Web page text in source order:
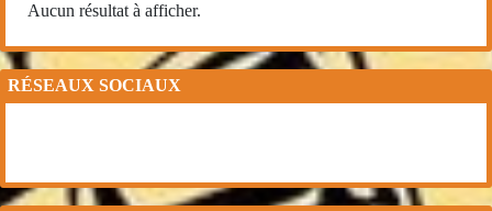
Aucun résultat à afficher.
RÉSEAUX SOCIAUX